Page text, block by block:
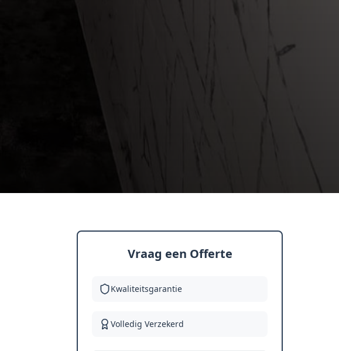
Vraag een Offerte
Kwaliteitsgarantie
Volledig Verzekerd